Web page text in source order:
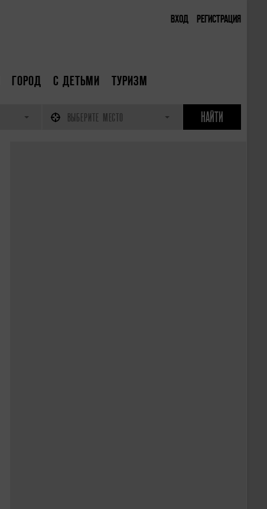
ВХОД РЕГИСТРАЦИЯ
ГОРОД С ДЕТЬМИ ТУРИЗМ
ВЫБЕРИТЕ МЕСТО